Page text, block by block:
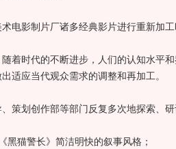
影制片厂诸多经典影片进行重新加工
时代的不断进步，人们的认知水平和
适应当代观众需求的调整和再加工。
划创作部等部门反复多次地探索、研
猫警长》简洁明快的叙事风格；